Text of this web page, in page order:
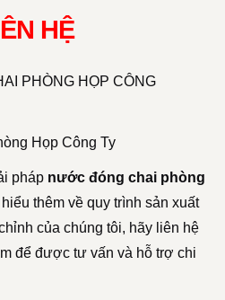
HỆ
Họp Công Ty
pháp nước đóng chai phòng
thêm về quy trình sản xuất
của chúng tôi, hãy liên hệ
để được tư vấn và hỗ trợ chi